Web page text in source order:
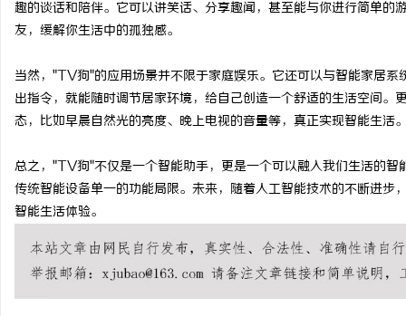
趣的谈话和陪伴。它可以讲笑话、分享趣闻，甚至能与你进行简单
友，缓解你生活中的孤独感。
当然，"TV狗"的应用场景并不限于家庭娱乐。它还可以与智能家居
出指令，就能随时调节居家环境，给自己创造一个舒适的生活空间
态，比如早晨自然光的亮度、晚上电视的音量等，真正实现智能生活
总之，"TV狗"不仅是一个智能助手，更是一个可以融入我们生活的
传统智能设备单一的功能局限。未来，随着人工智能技术的不断进
智能生活体验。
汉配眼镜 上海配眼镜 武汉配眼镜 上海配眼镜